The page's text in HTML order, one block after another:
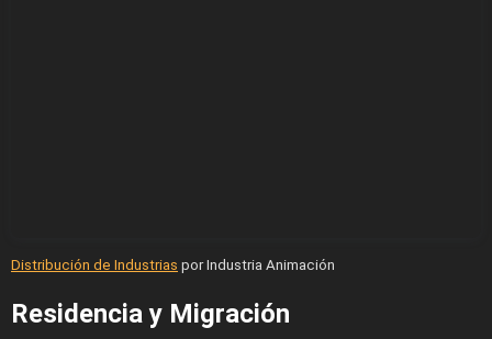
Distribución de Industrias por Industria Animación
Residencia y Migración